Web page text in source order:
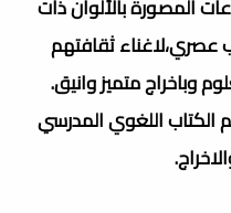
المصورة بالألوان ذات
عصري،لاغناء ثقافتهم
وباخراج متميز وانيق.
الكتاب اللغوي المدرسي